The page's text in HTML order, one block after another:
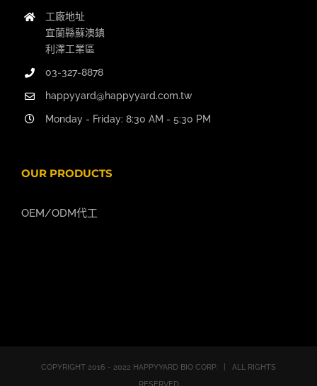
工廠地址
宜蘭縣蘇澳鎮
利澤工業區
03-327-8878
happyyard@happyyard.com.tw
Monday - Friday: 8:30 AM - 5:30 PM
OUR PRODUCTS
OEM/ODM代工
COPYRIGHT 2016 - 2022 HAPPYYARD BIO CORP. | ALL RIGHTS